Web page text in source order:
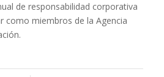
de responsabilidad corporativa
como miembros de la Agencia